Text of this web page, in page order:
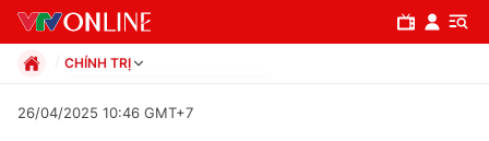
CHÍNH TRỊ
Xã hội
26/04/2025 10:46 GMT+7